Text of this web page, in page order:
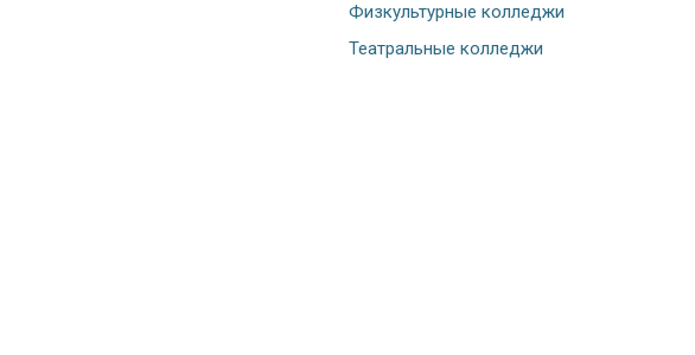
Физкультурные колледжи
Театральные колледжи